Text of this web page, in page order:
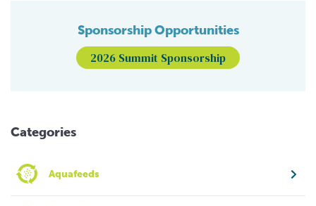
Sponsorship Opportunities
2026 Summit Sponsorship
Categories
Aquafeeds